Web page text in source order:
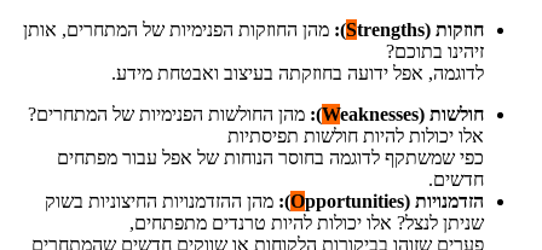
חוזקות (
Strengths):
מהן החוזקות הפנימיות של המתחרים, אותן
זיהינו בתוכם?
לדוגמה, אפל ידועה בחוזקתה בעיצוב ואבטחת מידע.
חולשות (
Weaknesses):
מהן החולשות הפנימיות של המתחרים?
אלו יכולות להיות חולשות תפיסתיות
כפי שמשתקף לדוגמה בחוסר הנוחות של אפל עבור מפתחים
חדשים.
הזדמנויות (
Opportunities):
מהן ההזדמנויות החיצוניות בשוק
שניתן לנצל? אלו יכולות להיות טרנדים מתפתחים,
פערים שזוהו בביקורות הלקוחות או שווקים חדשים שהמתחרים